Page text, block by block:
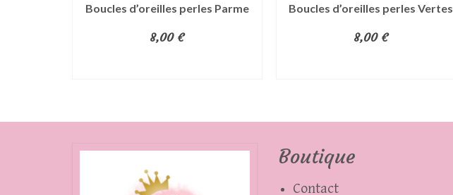
Boucles d’oreilles perles Parme
8,00 €
Boucles d’oreilles perles Vertes
8,00 €
Boutique
Contact